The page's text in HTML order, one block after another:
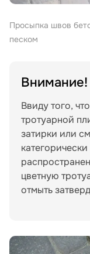
Просыпка швов
песком
Внимание!
Ввиду того,
тротуарной
затирки или
цветную
отмыть